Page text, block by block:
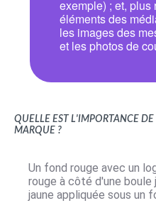
exemple) ; et, plus
éléments des
les images des
et les photos de
Quelle est l'importance
marque ?
Un fond rouge avec un
rouge à côté d'une boule
jaune appliquée sous un